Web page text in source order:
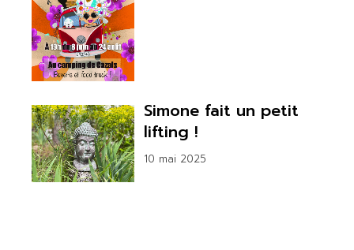
Simone fait un petit
lifting !
10 mai 2025